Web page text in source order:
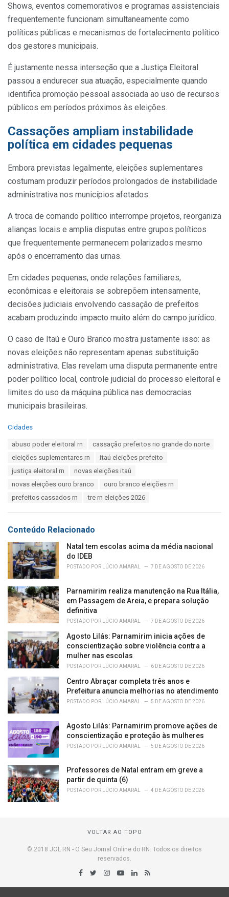
Shows, eventos comemorativos e programas assistenciais
frequentemente funcionam simultaneamente como
políticas públicas e mecanismos de fortalecimento político
dos gestores municipais.
É justamente nessa interseção que a Justiça Eleitoral
passou a endurecer sua atuação, especialmente quando
identifica promoção pessoal associada ao uso de recursos
públicos em períodos próximos às eleições.
Cassações ampliam instabilidade
política em cidades pequenas
Embora previstas legalmente, eleições suplementares
costumam produzir períodos prolongados de instabilidade
administrativa nos municípios afetados.
A troca de comando político interrompe projetos, reorganiza
alianças locais e amplia disputas entre grupos políticos
que frequentemente permanecem polarizados mesmo
após o encerramento das urnas.
Em cidades pequenas, onde relações familiares,
econômicas e eleitorais se sobrepõem intensamente,
decisões judiciais envolvendo cassação de prefeitos
acabam produzindo impacto muito além do campo jurídico.
O caso de Itaú e Ouro Branco mostra justamente isso: as
novas eleições não representam apenas substituição
administrativa. Elas revelam uma disputa permanente entre
poder político local, controle judicial do processo eleitoral e
limites do uso da máquina pública nas democracias
municipais brasileiras.
C
Cidades
abuso poder eleitoral rn
cassação prefeitos rio grande do norte
eleições suplementares rn
itaú eleições prefeito
justiça eleitoral rn
novas eleições itaú
novas eleições ouro branco
ouro branco eleições rn
prefeitos cassados rn
tre rn eleições 2026
Conteúdo Relacionado
Natal tem escolas acima da média nacional
do IDEB
POSTADO POR LÚCIO AMARAL 7 DE AGOSTO DE 2026
Parnamirim realiza manutenção na Rua Itália,
em Passagem de Areia, e prepara solução
definitiva
POSTADO POR LÚCIO AMARAL 7 DE AGOSTO DE 2026
Agosto Lilás: Parnamirim inicia ações de
conscientização sobre violência contra a
mulher nas escolas
POSTADO POR LÚCIO AMARAL 6 DE AGOSTO DE 2026
Centro Abraçar completa três anos e
Prefeitura anuncia melhorias no atendimento
POSTADO POR LÚCIO AMARAL 5 DE AGOSTO DE 2026
Agosto Lilás: Parnamirim promove ações de
conscientização e proteção às mulheres
POSTADO POR LÚCIO AMARAL 5 DE AGOSTO DE 2026
Professores de Natal entram em greve a
partir de quinta (6)
POSTADO POR LÚCIO AMARAL 4 DE AGOSTO DE 2026
VOLTAR AO TOPO
© 2018 JOL RN - O Seu Jornal Online do RN. Todos os direitos
reservados.